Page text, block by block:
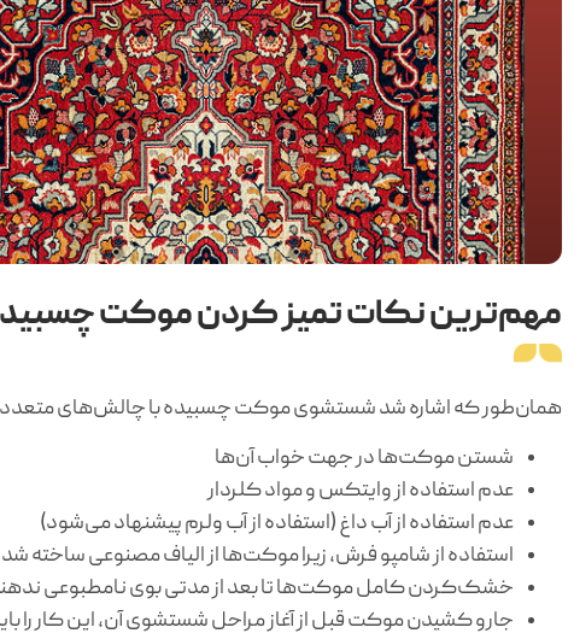
مهم‌ترین نکات تمیز کردن موکت
همان‌طور که اشاره شد شستشوی موکت چسبیده با چالش‌های متعددی
شستن موکت‌ها در جهت خواب آن‌ها
عدم استفاده از وایتکس و مواد کلردار
عدم استفاده از آب داغ (استفاده از آب ولرم پیشنهاد می‌شود)
استفاده از شامپو فرش، زیرا موکت‌ها از الیاف مصنوعی ساخته
خشک‌کردن کامل موکت‌ها تا بعد از مدتی بوی نامطبوعی
جارو کشیدن موکت قبل از آغاز مراحل شستشوی آن، این کار را